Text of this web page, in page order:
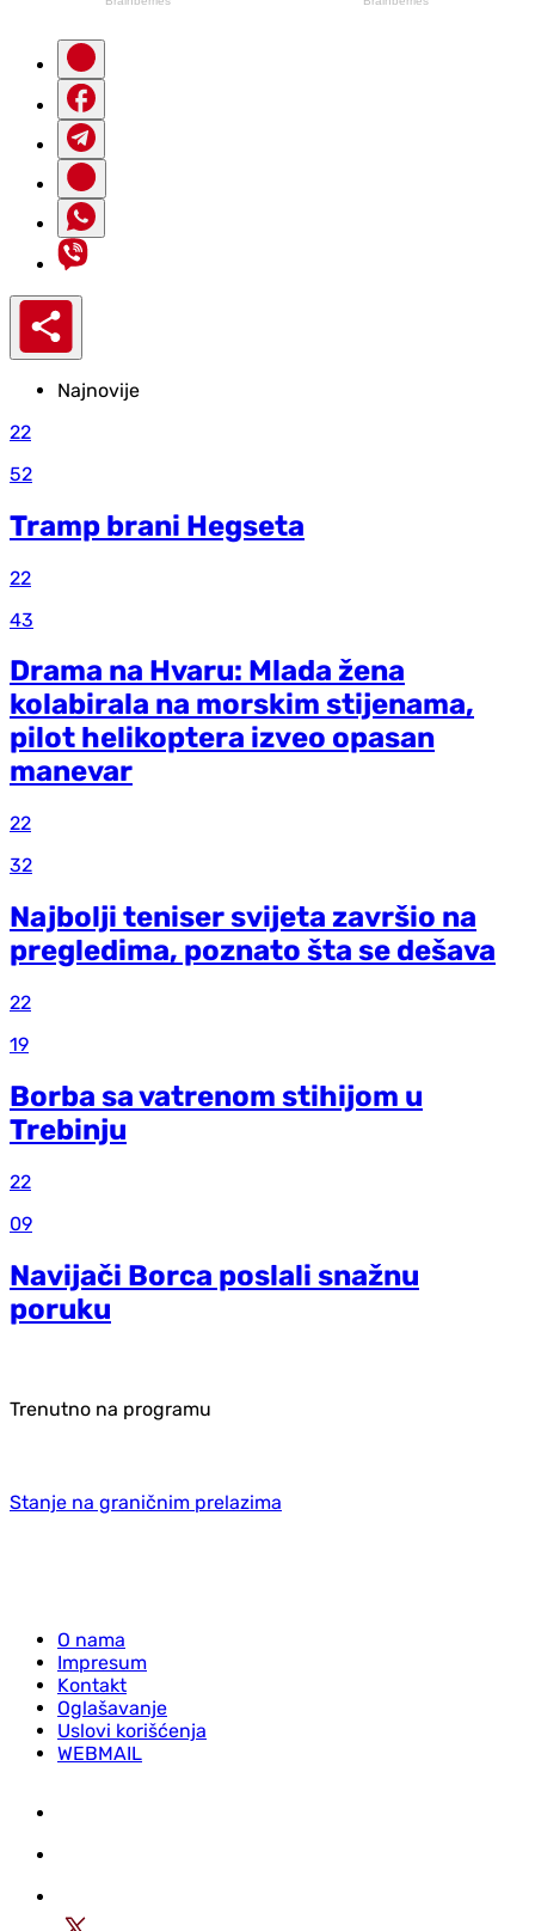
Najnovije
22
52
Tramp brani Hegseta
22
43
Drama na Hvaru: Mlada žena
kolabirala na morskim stijenama,
pilot helikoptera izveo opasan
manevar
22
32
Najbolji teniser svijeta završio na
pregledima, poznato šta se dešava
22
19
Borba sa vatrenom stihijom u
Trebinju
22
09
Navijači Borca poslali snažnu
poruku
Trenutno na programu
Stanje na graničnim prelazima
O nama
Impresum
Kontakt
Oglašavanje
Uslovi korišćenja
WEBMAIL